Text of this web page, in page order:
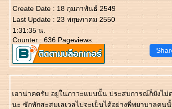
Create Date : 18 กุมภาพันธ์ 2549
Last Update : 23 พฤษภาคม 2550
1:31:35 น.
Counter : 636 Pageviews.
เอาน่าคตรับ อยู่ในภาวะแบบนั้น ประสบการณ์ก็ยังไม่
นะ ซักพักสะสมเลเวลไปจะเป็นได้อย่างพี่พยาบาลคน